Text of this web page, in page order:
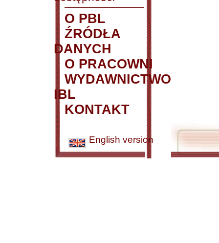
O PBL
ŹRÓDŁA
DANYCH
O PRACOWNI
WYDAWNICTWO
IBL
KONTAKT
English version